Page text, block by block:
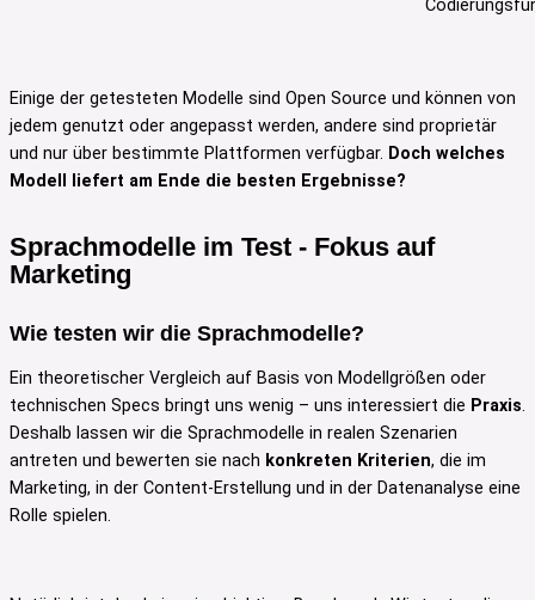
Einige der getesteten Modelle sind Open Source und können von
jedem genutzt oder angepasst werden, andere sind proprietär
und nur über bestimmte Plattformen verfügbar. Doch welches
Modell liefert am Ende die besten Ergebnisse?
Sprachmodelle im Test - Fokus auf
Marketing
Wie testen wir die Sprachmodelle?
Ein theoretischer Vergleich auf Basis von Modellgrößen oder
technischen Specs bringt uns wenig – uns interessiert die Praxis.
Deshalb lassen wir die Sprachmodelle in realen Szenarien
antreten und bewerten sie nach konkreten Kriterien, die im
Marketing, in der Content-Erstellung und in der Datenanalyse eine
Rolle spielen.